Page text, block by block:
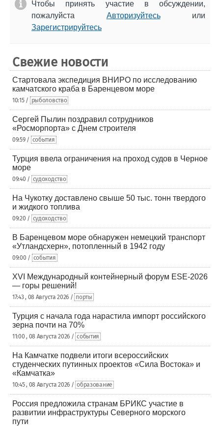
Чтобы принять участие в обсуждении,
пожалуйста Авторизуйтесьили
Зарегистрируйтесь
Свежие новости
Стартовала экспедиция ВНИРО по исследованию
камчатского краба в Баренцевом море
10:15 / рыболовство
Сергей Пылин поздравил сотрудников
«Росморпорта» с Днем строителя
09:59 / события
Турция ввела ограничения на проход судов в Черное
море
09:40 / судоходство
На Чукотку доставлено свыше 50 тыс. тонн твердого
и жидкого топлива
09:20 / судоходство
В Баренцевом море обнаружен немецкий транспорт
«Утландсхерн», потопленный в 1942 году
09:00 / события
XVI Международный контейнерный форум ESE-2026
— горы решений!
17:43 , 08 Августа 2026 / порты
Турция с начала года нарастила импорт российского
зерна почти на 70%
11:00 , 08 Августа 2026 / события
На Камчатке подвели итоги всероссийских
студенческих путинных проектов «Сила Востока» и
«Камчатка»
10:45 , 08 Августа 2026 / образование
Россия предложила странам БРИКС участие в
развитии инфраструктуры Северного морского
пути